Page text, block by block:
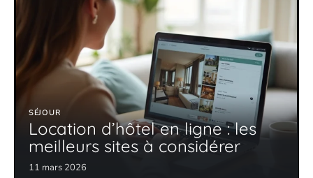
SÉJOUR
Location d’hôtel en ligne : les
meilleurs sites à considérer
11 mars 2026